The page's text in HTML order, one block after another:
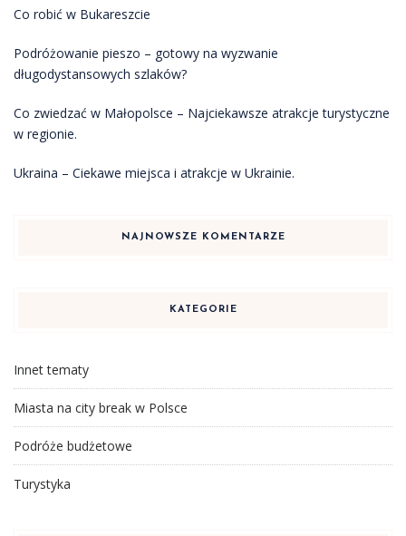
Co robić w Bukareszcie
Podróżowanie pieszo – gotowy na wyzwanie
długodystansowych szlaków?
Co zwiedzać w Małopolsce – Najciekawsze atrakcje turystyczne
w regionie.
Ukraina – Ciekawe miejsca i atrakcje w Ukrainie.
NAJNOWSZE KOMENTARZE
KATEGORIE
Innet tematy
Miasta na city break w Polsce
Podróże budżetowe
Turystyka